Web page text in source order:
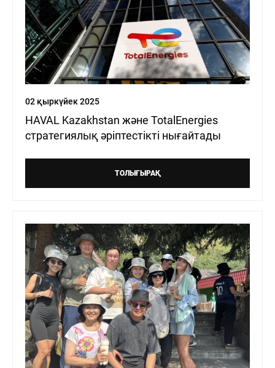
02 қыркүйек 2025
HAVAL Kazakhstan және TotalEnergies
стратегиялық әріптестікті нығайтады
ТОЛЫҒЫРАҚ